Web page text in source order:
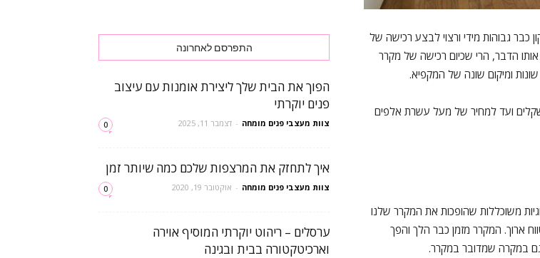
כבר גבוהות מידי ורצוי לבצע רכישה של
הדבר, הרי שכיום רכישה של מקרר
ומיקום שונה של המקפיא.
ועד למחיר של מעל עשרת אלפים
משוכללות שהופכות את המקרר שלנו
ארוך. המקרר מזמן כבר הלך והפך
במקרה שמדובר במקרר.
התפרסם לאחרונה
הפוך את הבית שלך ליצירת אומנות עם עיצוב
פנים יוקרתי
צוות מעצבי פנים מומחה - דצמבר 11, 2025 0
איך לתחזק את המרצפות שלכם כמה שיותר זמן
צוות מעצבי פנים מומחה - אוקטובר 19, 2020 0
ערסלים – ריהוט יוקרתי המוסיף אוירה
וארכיטקטורה בבית ובגינה